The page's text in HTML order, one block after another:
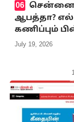
ஆபத்தா?
கணிப்பும்
July 19, 2026